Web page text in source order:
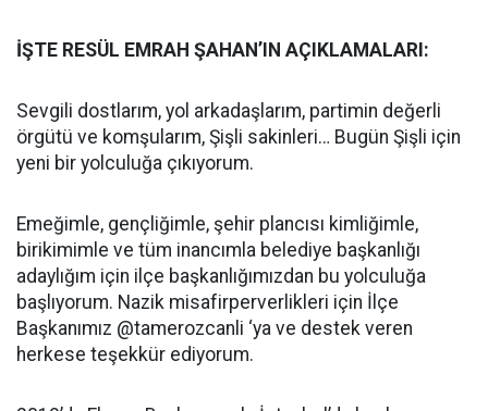
İŞTE RESÜL EMRAH ŞAHAN’IN AÇIKLAMALARI:
Sevgili dostlarım, yol arkadaşlarım, partimin değerli
örgütü ve komşularım, Şişli sakinleri… Bugün Şişli için
yeni bir yolculuğa çıkıyorum.
Emeğimle, gençliğimle, şehir plancısı kimliğimle,
birikimimle ve tüm inancımla belediye başkanlığı
adaylığım için ilçe başkanlığımızdan bu yolculuğa
başlıyorum. Nazik misafirperverlikleri için İlçe
Başkanımız @tamerozcanli ‘ya ve destek veren
herkese teşekkür ediyorum.